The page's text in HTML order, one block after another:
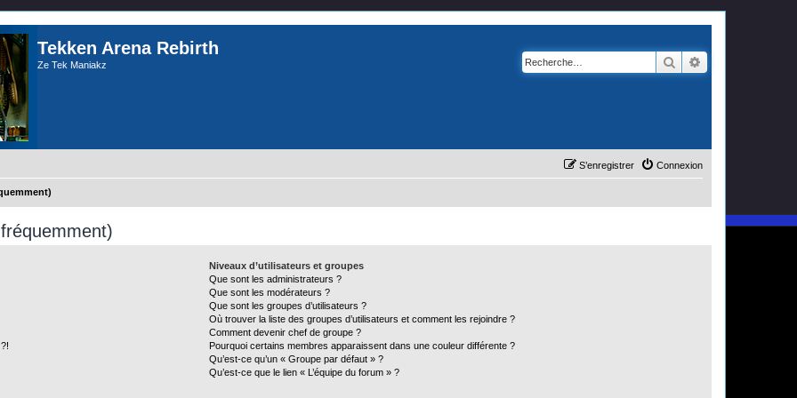
Tekken Arena Rebirth
Ze Tek Maniakz Rechercher
Connexion
S’enregistrer
Niveaux d’utilisateurs et groupes
Que sont les administrateurs ?
Que sont les modérateurs ?
Que sont les groupes d’utilisateurs ?
Où trouver la liste des groupes d’utilisateurs et comment les rejoindre ?
Comment devenir chef de groupe ?
Pourquoi certains membres apparaissent dans une couleur différente ?
Qu’est-ce qu’un « Groupe par défaut » ?
Qu’est-ce que le lien « L’équipe du forum » ?